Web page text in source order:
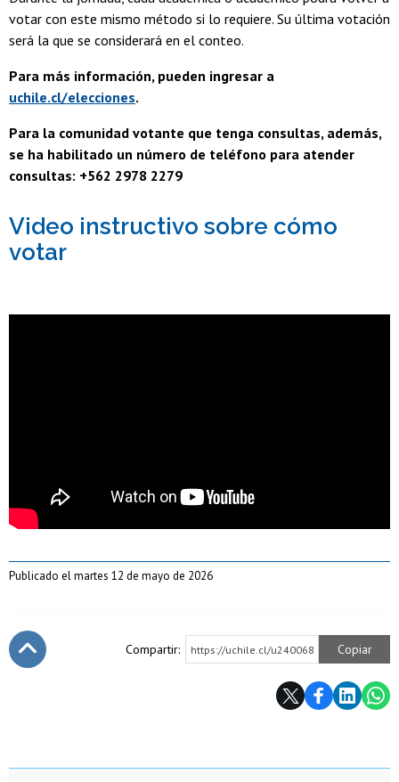
votar con este mismo método si lo requiere. Su última votación
será la que se considerará en el conteo.
Para más información, pueden ingresar a
uchile.cl/elecciones.
Para la comunidad votante que tenga consultas, además,
se ha habilitado un número de teléfono para atender
consultas: +562 2978 2279
Video instructivo sobre cómo
votar
Publicado el martes 12 de mayo de 2026
Compartir: https://uchile.cl/u240068 Copiar